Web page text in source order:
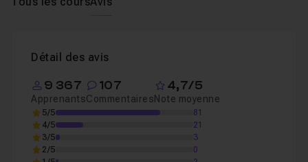
Détail des avis
9 367
Apprenants
107
Commentaires
4,7/5
Note moyenne
5/5
81
4/5
21
3/5
3
2/5
0